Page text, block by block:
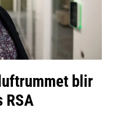
blir
RSA